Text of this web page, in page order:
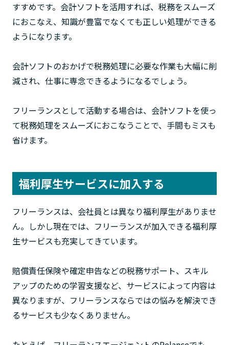
すすめです。会計ソフトを活用すれば、税務をスムーズ
におこなえ、知識が豊富でなくても正しい処理ができる
ようになります。
会計ソフトのおかげで税務処理に必要な作業も大幅に削
減され、仕事に専念できるようになるでしょう。
フリーランスとして活動する場合は、会計ソフトを使っ
て税務処理をスムーズにおこなうことで、手間もミスも
省けます。
福利厚生サービスに加入する
フリーランスは、会社員とは異なり福利厚生がありませ
ん。しかし現在では、フリーランスが加入できる福利厚
生サービスも充実してきています。
賠償責任保険や確定申告などの税務サポート、スキル
アップのための学習支援など、サービスによって内容は
異なりますが、フリーランスならではの悩みを解決でき
るサービスも少なくありません。